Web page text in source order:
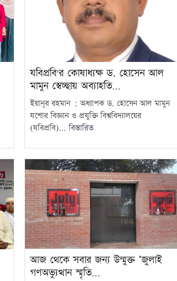
যবিপ্রবি'র কোষাধ্যক্ষ ড. হোসেন আল
মামুন স্বেচ্ছায় অব্যাহতি…
ইয়ানূর রহমান : অধ্যাপক ড. হোসেন আল মামুন
যশোর বিজ্ঞান ও প্রযুক্তি বিশ্ববিদ্যালয়ের
(যবিপ্রবি)...বিস্তারিত
আজ থেকে সবার জন্য উন্মুক্ত ‘জুলাই
গণঅভ্যুত্থান স্মৃতি…